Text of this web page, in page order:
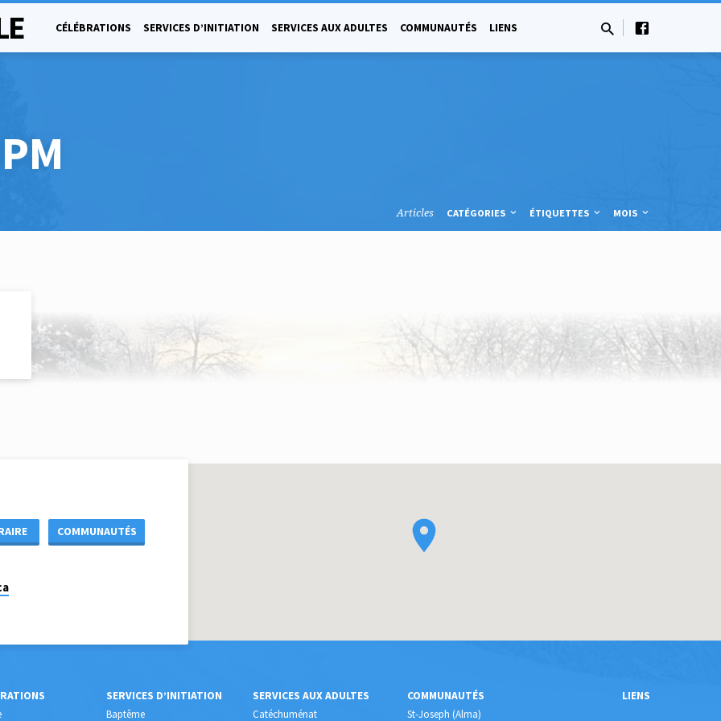
CÉLÉBRATIONS SERVICES D’INITIATION SERVICES AUX ADULTES COMMUNAUTÉS LIENS
Articles CATÉGORIES ÉTIQUETTES MOIS
COMMUNAUTÉS
SERVICES D’INITIATION
Baptême
SERVICES AUX ADULTES
Catéchuménat
COMMUNAUTÉS
St-Joseph (Alma)
LIENS